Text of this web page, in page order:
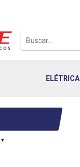
ELÉTRICA
▾